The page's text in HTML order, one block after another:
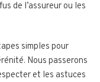
de l’assureur ou les
simples pour
Nous passerons
et les astuces